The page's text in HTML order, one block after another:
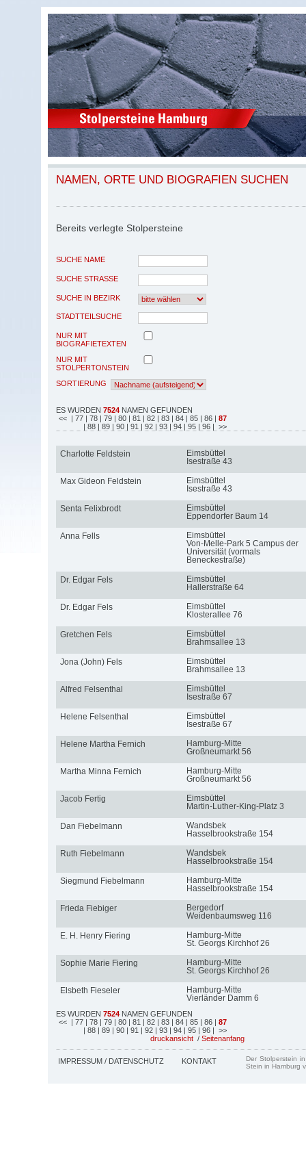
NAMEN, ORTE UND BIOGRAFIEN SUCHEN
Bereits verlegte Stolpersteine
SUCHE NAME
SUCHE STRASSE
SUCHE IN BEZIRK
STADTTEILSUCHE
NUR MIT
BIOGRAFIETEXTEN
NUR MIT
STOLPERTONSTEIN
SORTIERUNG
ES WURDEN 7524 NAMEN GEFUNDEN
<< | 77 | 78 | 79 | 80 | 81 | 82 | 83 | 84 | 85 | 86 | 87
| 88 | 89 | 90 | 91 | 92 | 93 | 94 | 95 | 96 | >>
Charlotte Feldstein
Eimsbüttel
Isestraße 43
Max Gideon Feldstein
Eimsbüttel
Isestraße 43
Senta Felixbrodt
Eimsbüttel
Eppendorfer Baum 14
Anna Fells
Eimsbüttel
Von-Melle-Park 5 Campus der
Universität (vormals
Beneckestraße)
Dr. Edgar Fels
Eimsbüttel
Hallerstraße 64
Dr. Edgar Fels
Eimsbüttel
Klosterallee 76
Gretchen Fels
Eimsbüttel
Brahmsallee 13
Jona (John) Fels
Eimsbüttel
Brahmsallee 13
Alfred Felsenthal
Eimsbüttel
Isestraße 67
Helene Felsenthal
Eimsbüttel
Isestraße 67
Helene Martha Fernich
Hamburg-Mitte
Großneumarkt 56
Martha Minna Fernich
Hamburg-Mitte
Großneumarkt 56
Jacob Fertig
Eimsbüttel
Martin-Luther-King-Platz 3
Dan Fiebelmann
Wandsbek
Hasselbrookstraße 154
Ruth Fiebelmann
Wandsbek
Hasselbrookstraße 154
Siegmund Fiebelmann
Hamburg-Mitte
Hasselbrookstraße 154
Frieda Fiebiger
Bergedorf
Weidenbaumsweg 116
E. H. Henry Fiering
Hamburg-Mitte
St. Georgs Kirchhof 26
Sophie Marie Fiering
Hamburg-Mitte
St. Georgs Kirchhof 26
Elsbeth Fieseler
Hamburg-Mitte
Vierländer Damm 6
ES WURDEN 7524 NAMEN GEFUNDEN
<< | 77 | 78 | 79 | 80 | 81 | 82 | 83 | 84 | 85 | 86 | 87
| 88 | 89 | 90 | 91 | 92 | 93 | 94 | 95 | 96 | >>
druckansicht / Seitenanfang
IMPRESSUM / DATENSCHUTZ KONTAKT
Der Stolperstein
Stein in Hamburg